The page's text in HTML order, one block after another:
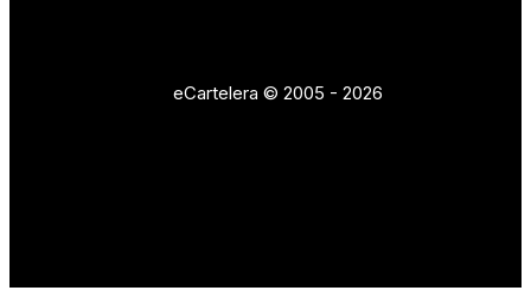
eCartelera © 2005 - 2026